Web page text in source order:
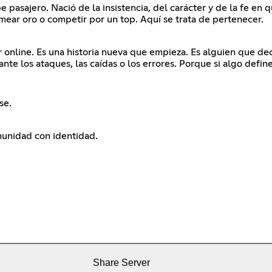
pasajero. Nació de la insistencia, del carácter y de la fe
oro o competir por un top. Aquí se trata de pertenecer.
Es una historia nueva que empieza. Es alguien que
los ataques, las caídas o los errores. Porque si algo
con identidad.
Share Server